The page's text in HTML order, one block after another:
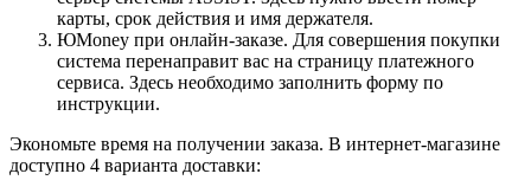
карты, срок действия и имя держателя.
ЮMoney при онлайн-заказе. Для совершения покупки
система перенаправит вас на страницу платежного
сервиса. Здесь необходимо заполнить форму по
инструкции.
Экономьте время на получении заказа. В интернет-магазине
доступно 4 варианта доставки: